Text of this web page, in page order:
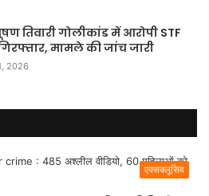
तिवारी गोलीकांड में आरोपी STF
मामले की जांच जारी
2026
एक्सक्लूसिव